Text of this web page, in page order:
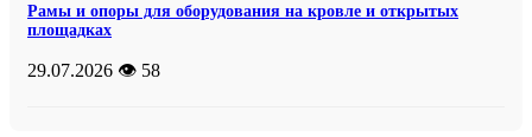
Рамы и опоры для оборудования на кровле и открытых
площадках
29.07.2026 👁️ 58